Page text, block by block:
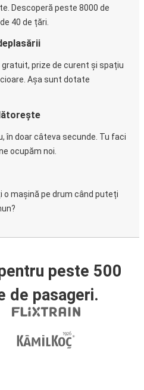
Descoperă peste 8000 de
40 de țări.
gratuit, prize de curent și spațiu
Așa sunt dotate
în doar câteva secunde. Tu faci
ocupăm noi.
o mașină pe drum când puteți
peste 500
de pasageri.